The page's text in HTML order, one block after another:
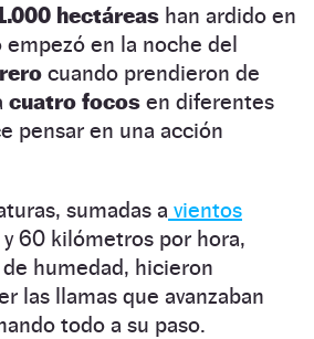
hectáreas han ardido en
en la noche del
cuando prendieron de
cuatro focos en diferentes
pensar en una acción
sumadas a vientos
60 kilómetros por hora,
humedad, hicieron
las llamas que avanzaban
todo a su paso.